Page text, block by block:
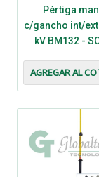
Pértiga
c/gancho int/
kV BM132 -
AGREGAR AL